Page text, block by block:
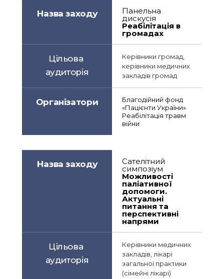
Назва заходу Панельна
дискусія
Реабілітація в
громадах
Цільова
аудиторія
Керівники громад,
керівники медичних
закладів громад
Організатори
Благодійний фонд
«Пацієнти України»
Реабілітація травм
війни
Назва заходу Сателітний
симпозіум
Можливості
паліативної
допомоги.
Актуальні
питання та
перспективні
напрями
Цільова
аудиторія
Керівники медичних
закладів, лікарі
загальної практики
(сімейні лікарі)